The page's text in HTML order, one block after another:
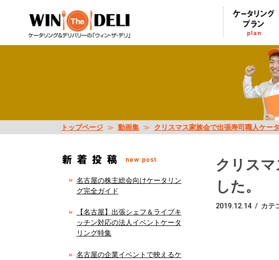
トップページ ≫ 動画集 ≫ クリスマス家族会で出張寿司職人ケー
クリス
した。
2019.12.14 / カテ
名古屋の株主総会向けケータリン
グ完全ガイド
【名古屋】出張シェフ＆ライブキ
ッチン対応の法人イベントケータ
リング特集
名古屋の企業イベントで映えるケ